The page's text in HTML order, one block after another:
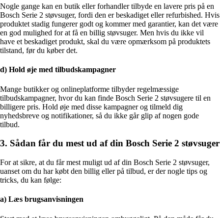
Nogle gange kan en butik eller forhandler tilbyde en lavere pris på en
Bosch Serie 2 støvsuger, fordi den er beskadiget eller refurbished. Hvis
produktet stadig fungerer godt og kommer med garantier, kan det være
en god mulighed for at få en billig støvsuger. Men hvis du ikke vil
have et beskadiget produkt, skal du være opmærksom på produktets
tilstand, før du køber det.
d) Hold øje med tilbudskampagner
Mange butikker og onlineplatforme tilbyder regelmæssige
tilbudskampagner, hvor du kan finde Bosch Serie 2 støvsugere til en
billigere pris. Hold øje med disse kampagner og tilmeld dig
nyhedsbreve og notifikationer, så du ikke går glip af nogen gode
tilbud.
3. Sådan får du mest ud af din Bosch Serie 2 støvsuger
For at sikre, at du får mest muligt ud af din Bosch Serie 2 støvsuger,
uanset om du har købt den billig eller på tilbud, er der nogle tips og
tricks, du kan følge:
a) Læs brugsanvisningen